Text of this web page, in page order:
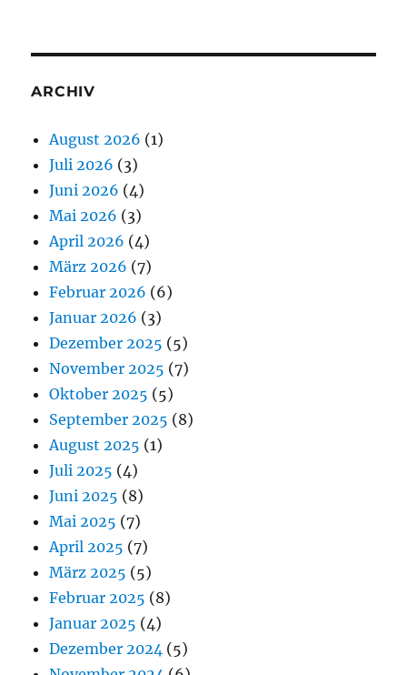
ARCHIV
August 2026 (1)
Juli 2026 (3)
Juni 2026 (4)
Mai 2026 (3)
April 2026 (4)
März 2026 (7)
Februar 2026 (6)
Januar 2026 (3)
Dezember 2025 (5)
November 2025 (7)
Oktober 2025 (5)
September 2025 (8)
August 2025 (1)
Juli 2025 (4)
Juni 2025 (8)
Mai 2025 (7)
April 2025 (7)
März 2025 (5)
Februar 2025 (8)
Januar 2025 (4)
Dezember 2024 (5)